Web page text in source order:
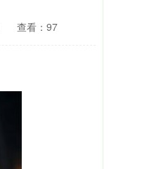
查看：97